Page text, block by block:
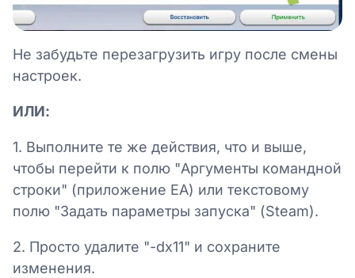
Не забудьте перезагрузить игру после смены
настроек.
ИЛИ:
1. Выполните те же действия, что и выше,
чтобы перейти к полю "Аргументы командной
строки" (приложение EA) или текстовому
полю "Задать параметры запуска" (Steam).
2. Просто удалите "-dx11" и сохраните
изменения.